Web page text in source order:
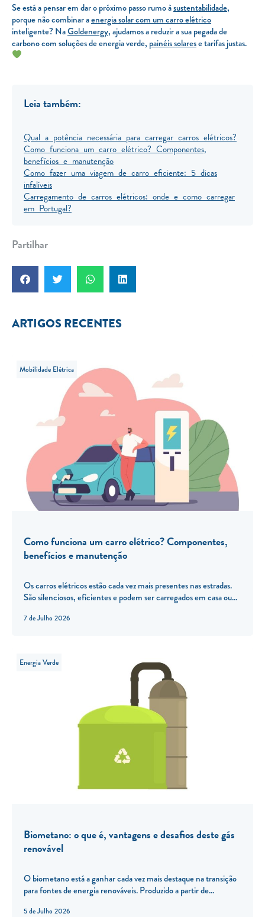
Se está a pensar em dar o próximo passo rumo àsustentabilidade,
porque não combinar aenergia solar com um carro elétrico
inteligente? NaGoldenergy, ajudamos a reduzir a sua pegada de
carbono com soluções de energia verde, painéis solarese tarifas justas.
Leia também:
Qual a potência necessária para carregar carros elétricos?
Como funciona um carro elétrico? Componentes,
benefícios e manutenção
Como fazer uma viagem de carro eficiente: 5 dicas
infalíveis
Carregamento de carros elétricos: onde e como carregar
em Portugal?
Partilhar
ARTIGOS RECENTES
7 de Julho 2026
Mobilidade Elétrica
Como funciona um carro elétrico? Componentes,
benefícios e manutenção
Os carros elétricos estão cada vez mais presentes nas estradas.
São silenciosos, eficientes e podem ser carregados em casa ou...
5 de Julho 2026
Energia Verde
Biometano: o que é, vantagens e desafios deste gás
renovável
O biometano está a ganhar cada vez mais destaque na transição
para fontes de energia renováveis. Produzido a partir de...